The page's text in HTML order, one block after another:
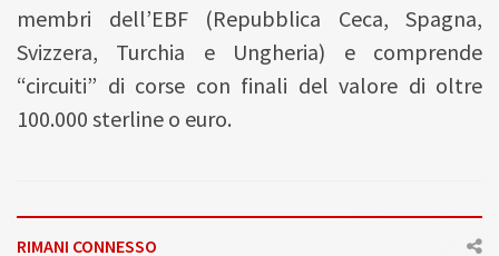
membri dell’EBF (Repubblica Ceca, Spagna,
Svizzera, Turchia e Ungheria) e comprende
“circuiti” di corse con finali del valore di oltre
100.000 sterline o euro.
RIMANI CONNESSO